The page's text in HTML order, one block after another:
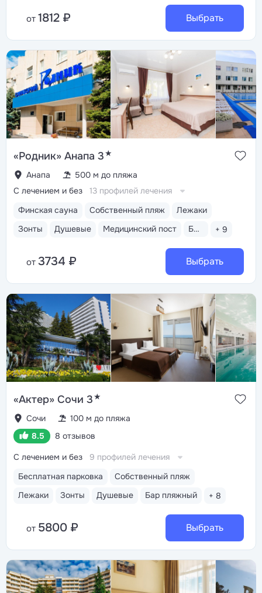
службой. Редкие преимущества пляжа — пологий вход
в море и система очистки прибрежной воды
Удобное
расположение: 3–5 минут прогулки до набережной
и центрального пляжа. В шаговой доступности —
«Старый парк», дельфинарий «Морской мир», канатная
дорога в парк «Олимп», кафе, магазины
и аттракционы
Трёхразовое питание «шведский
стол». Отдельный ресторан для гостей номеров
«Джуниор сюит», «Люкс» и «Апартаменты». Летом
работают закусочная «Жемчужина» и кафе «O`Cafe»
на набережной с панорамным видом на Чёрное море
от 1812 ₽ Выбрать
«Родник» Анапа 3★
Анапа 500 м до пляжа
Финская сауна Собственный пляж
Лежаки
Зонты
Душевые Медицинский пост Бассейн открытый + 9
С лечением и без 13 профилей лечения
от 3734 ₽ Выбрать
«Актер» Сочи 3★
Сочи
100 м до пляжа
8.5
8 отзывов
Бесплатная парковка
Собственный пляж
Лежаки
Зонты Душевые Бар пляжный + 8
С лечением и без 9 профилей лечения
от 5800 ₽ Выбрать